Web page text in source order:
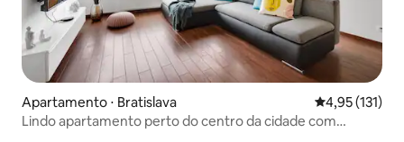
Apartamento ⋅ Bratislava 4,95 de uma
4,95 (131)
Lindo apartamento perto do centro da cidade com